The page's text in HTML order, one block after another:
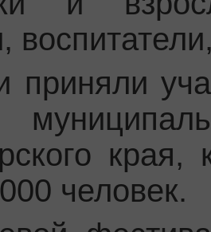
приняли
человек.